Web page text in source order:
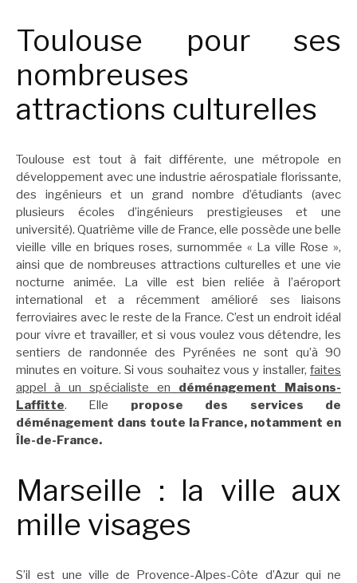
Toulouse pour ses
nombreuses
attractions culturelles
Toulouse est tout à fait différente, une métropole en
développement avec une industrie aérospatiale florissante,
des ingénieurs et un grand nombre d’étudiants (avec
plusieurs écoles d’ingénieurs prestigieuses et une
université). Quatrième ville de France, elle possède une belle
vieille ville en briques roses, surnommée « La ville Rose »,
ainsi que de nombreuses attractions culturelles et une vie
nocturne animée. La ville est bien reliée à l’aéroport
international et a récemment amélioré ses liaisons
ferroviaires avec le reste de la France. C’est un endroit idéal
pour vivre et travailler, et si vous voulez vous détendre, les
sentiers de randonnée des Pyrénées ne sont qu’à 90
minutes en voiture. Si vous souhaitez vous y installer, faites
appel à un spécialiste en déménagement Maisons-
Laffitte. Elle propose des services de
déménagement dans toute la France, notamment en
Île-de-France.
Marseille : la ville aux
mille visages
S’il est une ville de Provence-Alpes-Côte d’Azur qui ne